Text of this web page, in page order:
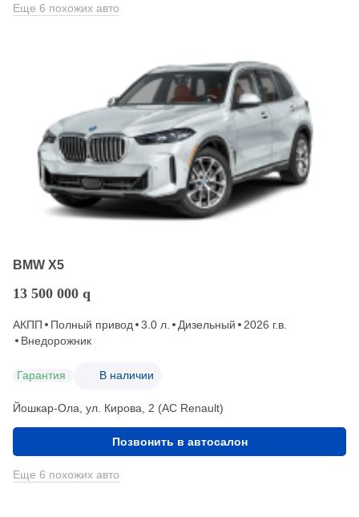
Еще 6 похожих авто
BMW X5
13 500 000 q
АКПП Полный привод 3.0 л. Дизельный
2026 г.в.
Внедорожник
Гарантия В наличии
Йошкар-Ола, ул. Кирова, 2 (АС Renault)
Позвонить в автосалон
Еще 6 похожих авто